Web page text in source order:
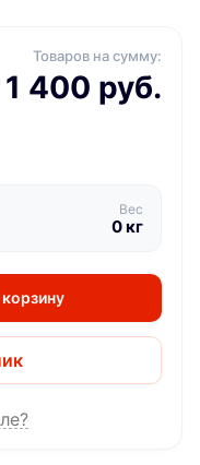
Товаров на сумму:
1 400 руб.
Вес
0кг
корзину